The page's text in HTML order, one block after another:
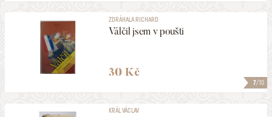
7/10
ZDRÁHALA RICHARD
Válčil jsem v poušti
30 Kč
KRÁL VÁCLAV